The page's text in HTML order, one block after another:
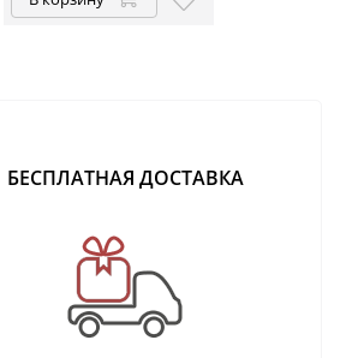
БЕСПЛАТНАЯ ДОСТАВКА